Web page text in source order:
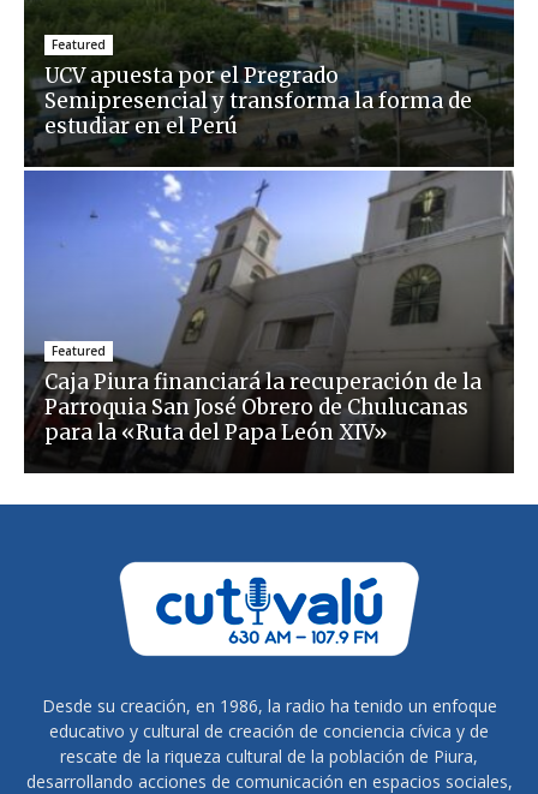
Featured
UCV apuesta por el Pregrado
Semipresencial y transforma la forma de
estudiar en el Perú
Featured
Caja Piura financiará la recuperación de la
Parroquia San José Obrero de Chulucanas
para la «Ruta del Papa León XIV»
Desde su creación, en 1986, la radio ha tenido un enfoque
educativo y cultural de creación de conciencia cívica y de
rescate de la riqueza cultural de la población de Piura,
desarrollando acciones de comunicación en espacios sociales,